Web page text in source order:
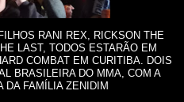
RANI REX, RICKSON THE
LAST, TODOS ESTARÃO EM
COMBAT EM CURITIBA. DOIS
BRASILEIRA DO MMA, COM A
DA FAMÍLIA ZENIDIM